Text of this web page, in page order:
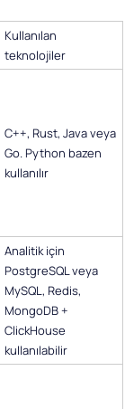
Kullanılan
teknolojiler
C++, Rust, Java veya
Go. Python bazen
kullanılır
Analitik için
PostgreSQL veya
MySQL, Redis,
MongoDB +
ClickHouse
kullanılabilir